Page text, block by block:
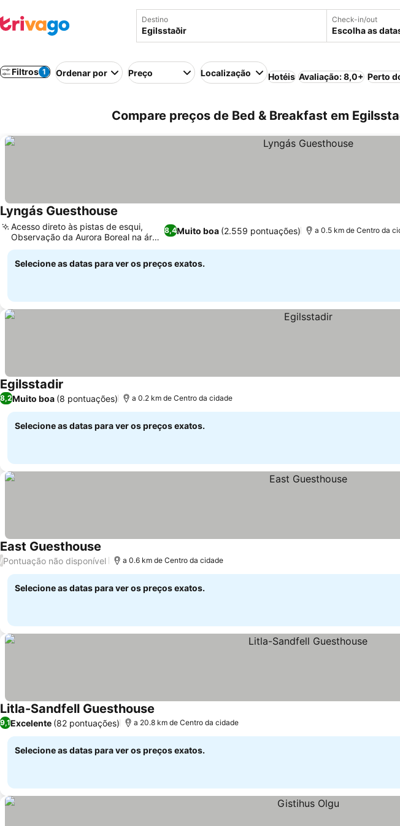
Destino Check-in/out
Escolha as
Filtros 1 Ordenar por Preço Localização Hotéis Avaliação: 8,0+ Perto
Compare preços de Bed & Breakfast em
Lyngás Guesthouse
8,4Muito boa (2.559 pontuações)
Acesso direto às pistas de esqui,
Observação da Aurora Boreal na área
comum
a 0.5 km de Centro da
Selecione as datas para ver os preços exatos.
Egilsstadir
8,2Muito boa (8 pontuações) a 0.2 km de Centro da cidade
Selecione as datas para ver os preços exatos.
East Guesthouse Ver preços
/Pontuação não disponível a 0.6 km de Centro da cidade
Selecione as datas para ver os preços exatos.
Litla-Sandfell Guesthouse
9,1Excelente (82 pontuações) a 20.8 km de Centro da cidade
Selecione as datas para ver os preços exatos.